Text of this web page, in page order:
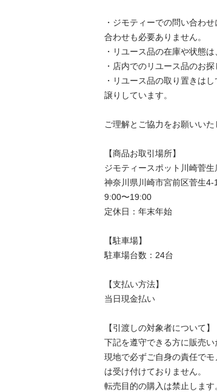
・ジモティーでの問い合わ
合わせも必要ありません。
・リユース品の在庫や状態
・店内でのリユース品のお
・リユース品の取り置きは
譲りしています。
ご理解とご協力をお願いいた
【商品お取引場所】
ジモティースポット川崎菅生
神奈川県川崎市宮前区菅生4-
9:00〜19:00
定休日：年末年始
【駐⾞場】
駐車場台数：24台
【⽀払い⽅法】
当日現金払い
【引渡しの対象者について】
下記を遵守できる⽅に販売い
現地で必ずご⾃⾝の責任で
は受け付けておりません。
転売⽬的の購⼊は禁⽌します